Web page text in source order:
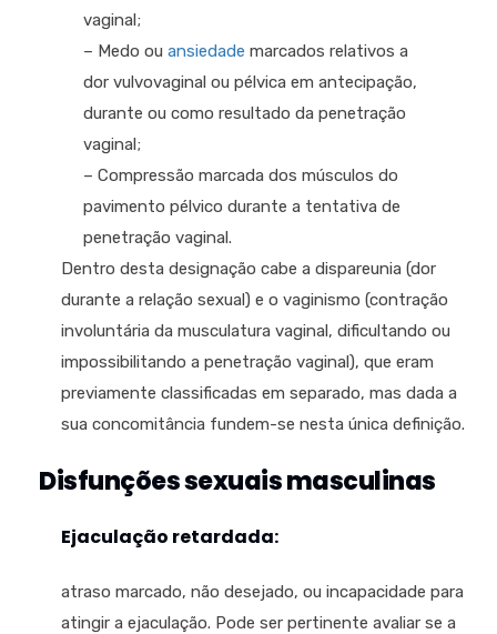
vaginal;
– Medo ou ansiedade marcados relativos a
dor vulvovaginal ou pélvica em antecipação,
durante ou como resultado da penetração
vaginal;
– Compressão marcada dos músculos do
pavimento pélvico durante a tentativa de
penetração vaginal.
Dentro desta designação cabe a dispareunia (dor
durante a relação sexual) e o vaginismo (contração
involuntária da musculatura vaginal, dificultando ou
impossibilitando a penetração vaginal), que eram
previamente classificadas em separado, mas dada a
sua concomitância fundem-se nesta única definição.
Disfunções sexuais masculinas
Ejaculação retardada:
atraso marcado, não desejado, ou incapacidade para
atingir a ejaculação. Pode ser pertinente avaliar se a